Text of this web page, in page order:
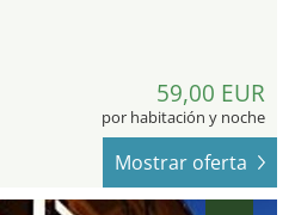
59,00 EUR
por habitación y noche
Mostrar oferta